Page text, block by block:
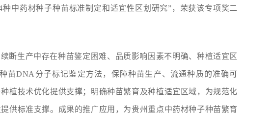
中药材种子种苗标准制定和适宜性区划研究”，荣获该专项奖二
断生产中存在种苗鉴定困难、品质影响因素不明确、种植适宜区
苗DNA分子标记鉴定方法，保障种苗生产、流通种质的准确可
植技术优化提供支撑；明确种苗繁育及种植适宜区域，为规范化
供标准支撑。成果的推广应用，为贵州重点中药材种子种苗繁育